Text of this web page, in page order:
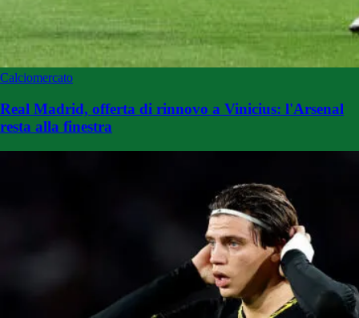
Calciomercato
Real Madrid, offerta di rinnovo a Vinicius: l'Arsenal
resta alla finestra